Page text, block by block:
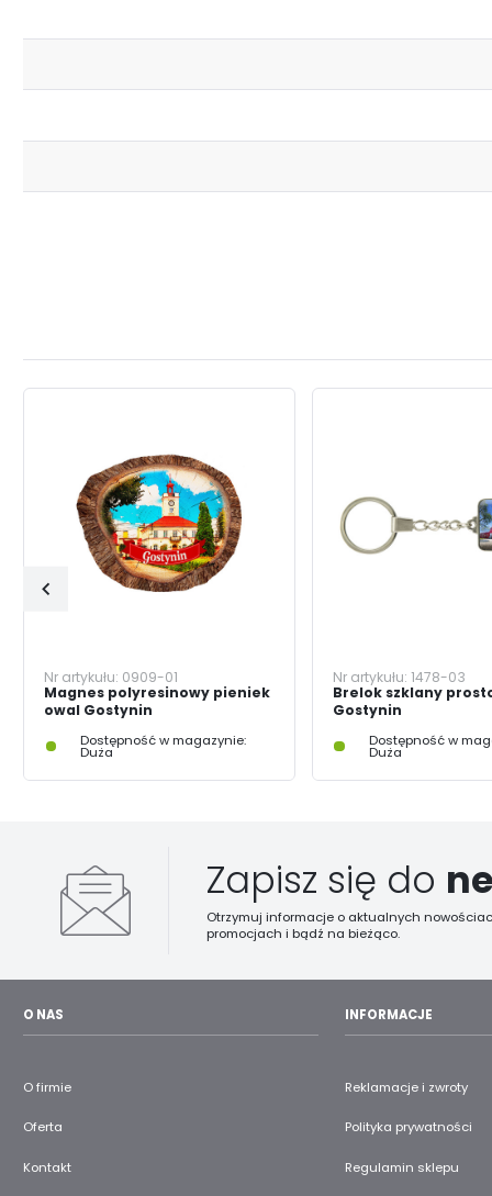
Nr artykułu: 0909-01
Magnes polyresinowy pieniek
owal Gostynin
Dostępność w magazynie:
Duża
Nr artykułu: 1478-03
Brelok szklany
Gostynin
Dostępność w
Duża
Zapisz się do
Otrzymuj informacje o aktualnych
promocjach i bądź na bieżąco.
O NAS
O firmie
Oferta
Kontakt
INFORMACJE
Reklamacje i zwroty
Polityka prywatności
Regulamin sklepu